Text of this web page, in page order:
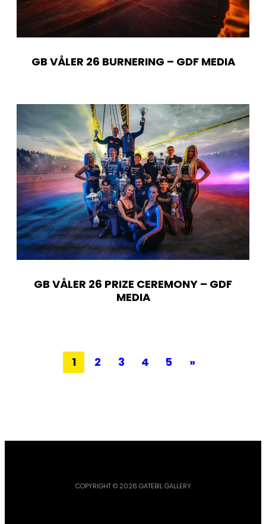
GB VÅLER 26 BURNERING – GDF MEDIA
GB VÅLER 26 PRIZE CEREMONY – GDF
MEDIA
1 2 3 4 5 »
COPYRIGHT © 2026 GATEBIL GALLERY